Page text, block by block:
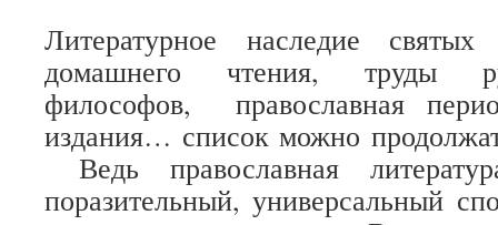
Литературное наследие
домашнего чтения, труды
философов, православная
издания… список можно
Ведь православная
поразительный, универсальный